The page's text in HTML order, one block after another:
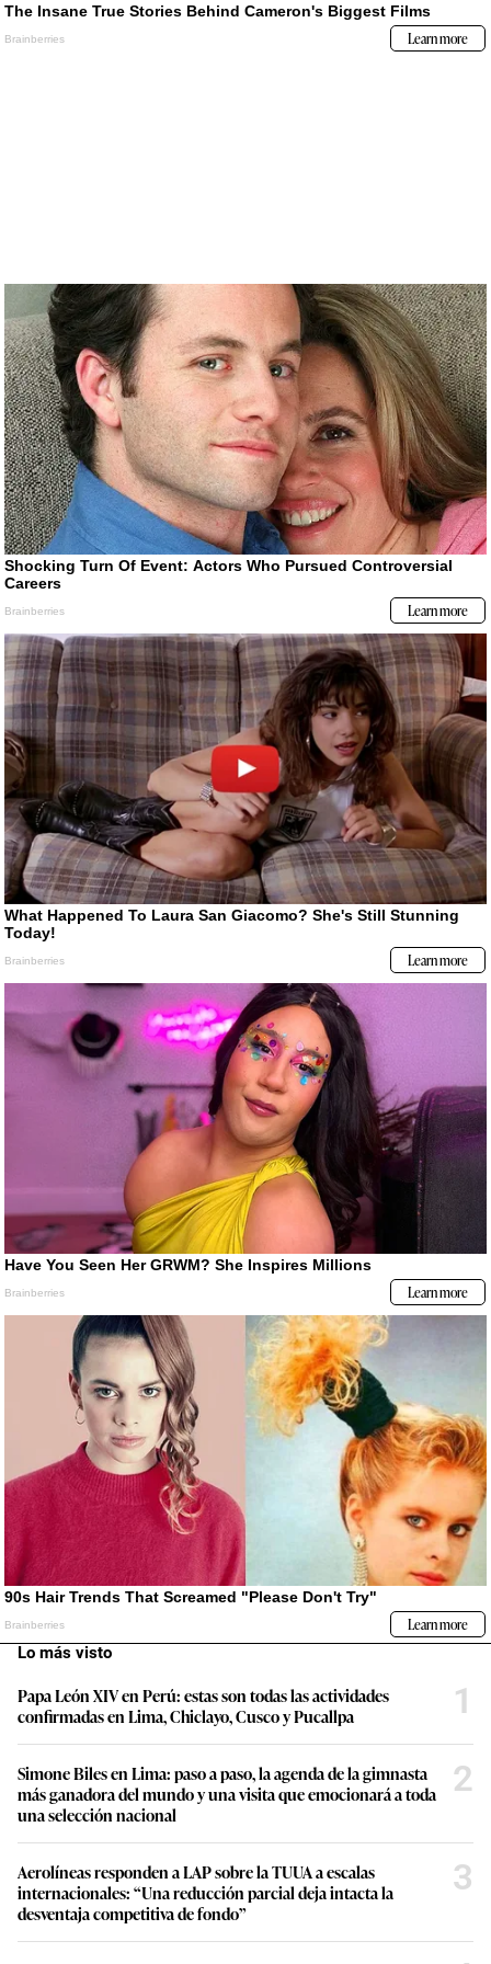
Lo más visto
Papa León XIV en Perú: estas son todas las actividades
confirmadas en Lima, Chiclayo, Cusco y Pucallpa
1
Simone Biles en Lima: paso a paso, la agenda de la gimnasta
más ganadora del mundo y una visita que emocionará a toda
una selección nacional
2
Aerolíneas responden a LAP sobre la TUUA a escalas
internacionales: “Una reducción parcial deja intacta la
desventaja competitiva de fondo”
3